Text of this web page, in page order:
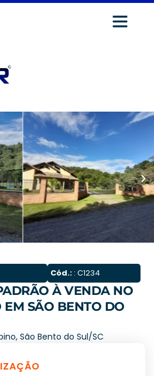
Cód.: : C1234
À VENDA NO
SÃO BENTO DO
São Bento do Sul/SC